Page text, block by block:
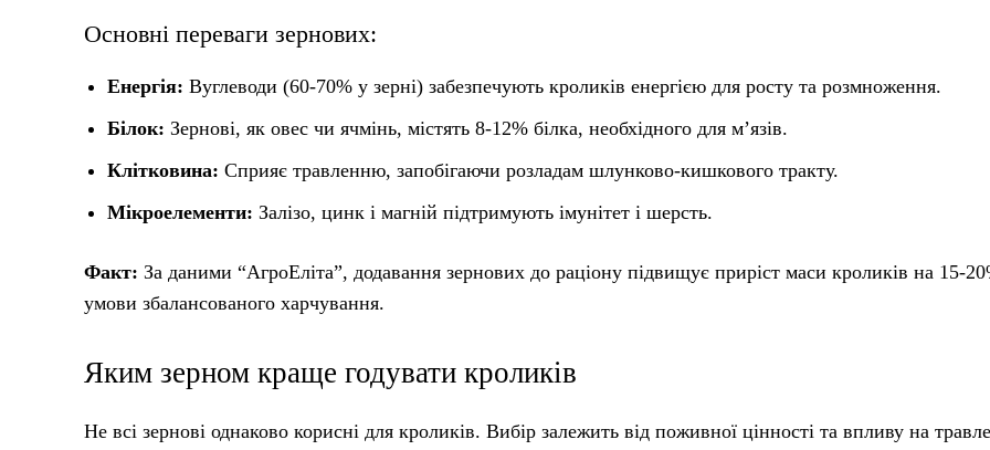
Основні переваги зернових:
Енергія: Вуглеводи (60-70% у зерні) забезпечують кроликів енергією для росту та розмноження.
Білок: Зернові, як овес чи ячмінь, містять 8-12% білка, необхідного для м’язів.
Клітковина: Сприяє травленню, запобігаючи розладам шлунково-кишкового тракту.
Мікроелементи: Залізо, цинк і магній підтримують імунітет і шерсть.
Факт: За даними “АгроЕліта”, додавання зернових до раціону підвищує приріст маси кроликів на 15-
умови збалансованого харчування.
Яким зерном краще годувати кроликів
Не всі зернові однаково корисні для кроликів. Вибір залежить від поживної цінності та впливу на